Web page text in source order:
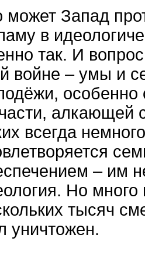
может Запад
в
так. И
войне – умы и
особенно
алкающей
всегда
– им
Но много
тысяч
уничтожен.